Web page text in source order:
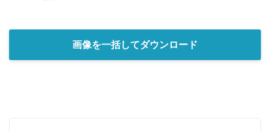
画像を一括してダウンロード